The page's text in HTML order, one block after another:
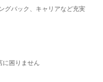
グバック、キャリアなど充実
に困りません